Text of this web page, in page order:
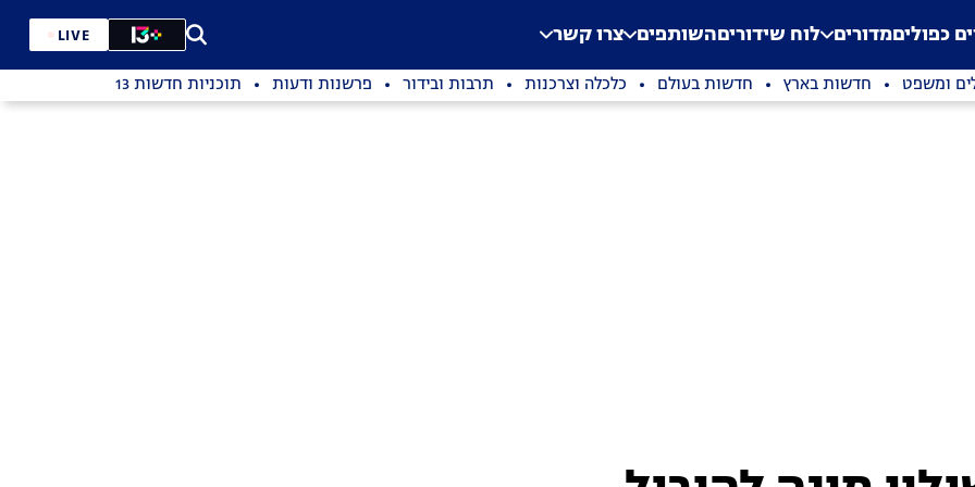
Application error: a
. כפוליםמדורים לוח שידוריםהשותפים צרו קשר LIVE
ומשפט חדשות בארץ חדשות בעולם כלכלה וצרכנות תרבות ובידור פרשנות ודעות תוכניות חדשות 13